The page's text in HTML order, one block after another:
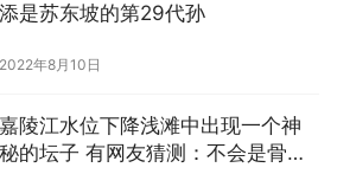
添是苏东坡的第29代孙
2022年8月10日
嘉陵江水位下降浅滩中出现一个神
秘的坛子 有网友猜测：不会是骨灰